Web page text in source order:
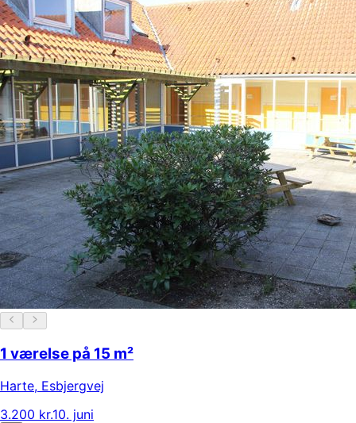
1 værelse på 15 m²
Harte, Esbjergvej
3.200 kr.10. juni